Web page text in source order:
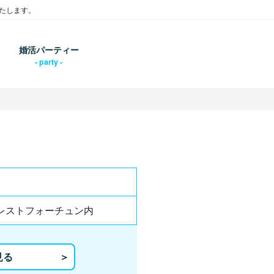
ます。
婚活パーティー
トフォーチュン内
る